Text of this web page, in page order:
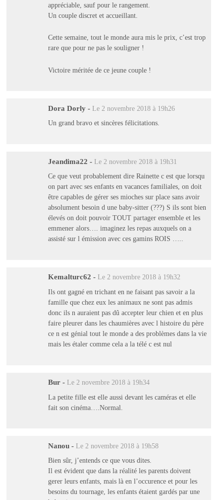
appréciable, sauf pour le rangement.
Un couple discret et accueillant.
Cette semaine, tout le monde aura mis le prix, c’est trop
rare que pour ne pas le souligner !
Victoire méritée de ce jeune couple !
Dora Dorly - Le 2 novembre 2018 à 19h26
Un grand bravo et sincères félicitations.
Jeandima22 - Le 2 novembre 2018 à 19h31
Ce que veut probablement dire Rainette c est que lorsqu
on part avec ses enfants en vacances familiales, on doit
être capables de gérer ses mioches sur place sans avoir
absolument besoin d une baby-sitter (???) S ils sont bien
élevés on doit pouvoir TOUT partager ensemble et les
emmener alors…. imaginez les repas auxquels on a
assisté sur l émission avec ces gamins ROIS …..
Kemalturc62 - Le 2 novembre 2018 à 19h32
Ils ont gagné en trichant en ne faisant pas savoir a la
famille que chez eux les animaux ne sont pas admis
donc ils n auraient pas dû accepter leur chien et en plus
faire pleurer dans les chaumières avec l histoire du père
ce n est génial tout le monde a des problèmes dans la vie
mais les étaler comme cela a la télé c est nul
Bur - Le 2 novembre 2018 à 19h34
La petite fille est elle aussi devant les caméras et elle
fait son cinéma….Normal.
Nanou - Le 2 novembre 2018 à 19h58
Bien sûr, j’entends ce que vous dites.
Il est évident que dans la réalité les parents doivent
gerer leurs enfants, mais là en l’occurence et pour les
besoins du tournage, les enfants étaient gardés par une